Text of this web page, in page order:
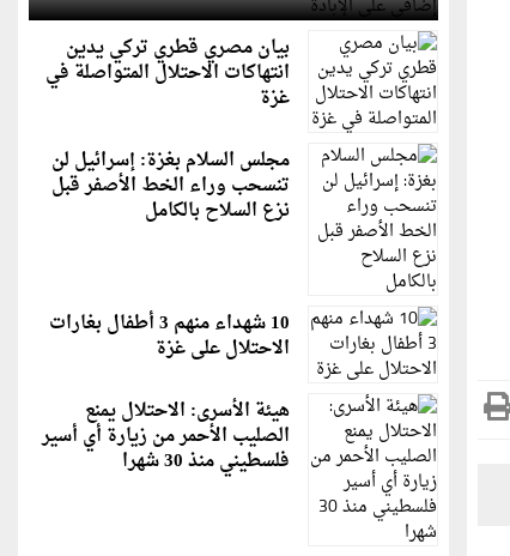
بيان مصري قطري تركي يدين
انتهاكات الاحتلال المتواصلة في
غزة
مجلس السلام بغزة: إسرائيل لن
تنسحب وراء الخط الأصفر قبل
نزع السلاح بالكامل
10 شهداء منهم 3 أطفال بغارات
الاحتلال على غزة
هيئة الأسرى: الاحتلال يمنع
الصليب الأحمر من زيارة أي أسير
فلسطيني منذ 30 شهرا